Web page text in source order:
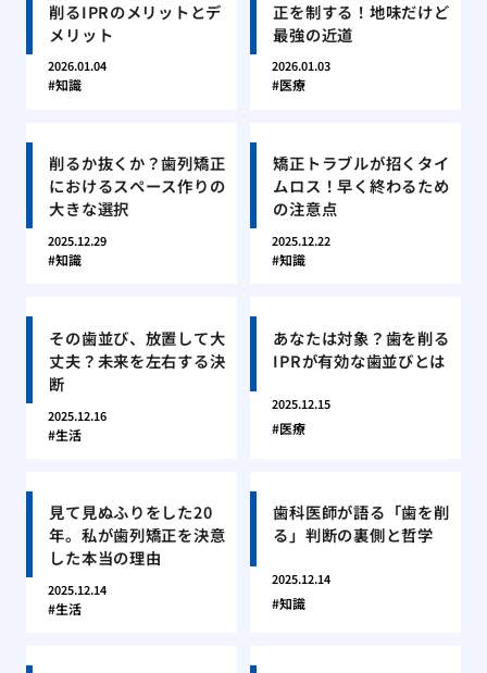
削るIPRのメリットとデ
メリット
2026.01.04
知識
正を制する！地味だけど
最強の近道
2026.01.03
医療
削るか抜くか？歯列矯正
におけるスペース作りの
大きな選択
2025.12.29
知識
矯正トラブルが招くタイ
ムロス！早く終わるため
の注意点
2025.12.22
知識
その歯並び、放置して大
丈夫？未来を左右する決
断
2025.12.16
生活
あなたは対象？歯を削る
IPRが有効な歯並びとは
2025.12.15
医療
見て見ぬふりをした20
年。私が歯列矯正を決意
した本当の理由
2025.12.14
生活
歯科医師が語る「歯を削
る」判断の裏側と哲学
2025.12.14
知識